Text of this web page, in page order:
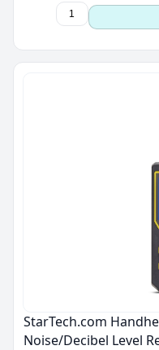
StarTech.com
Noise/Decibel Level